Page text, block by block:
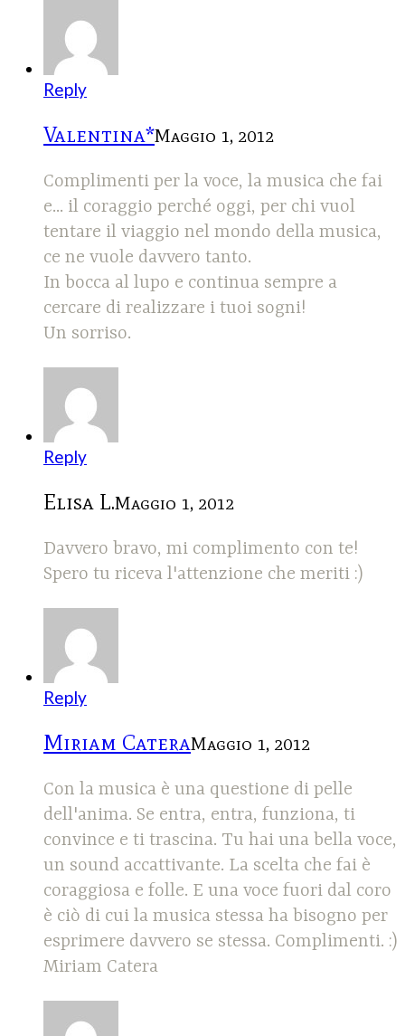
Reply
Valentina*Maggio 1, 2012
Complimenti per la voce, la musica che fai
e... il coraggio perché oggi, per chi vuol
tentare il viaggio nel mondo della musica,
ce ne vuole davvero tanto.
In bocca al lupo e continua sempre a
cercare di realizzare i tuoi sogni!
Un sorriso.
Reply
Elisa L.Maggio 1, 2012
Davvero bravo, mi complimento con te!
Spero tu riceva l'attenzione che meriti :)
Reply
Miriam CateraMaggio 1, 2012
Con la musica è una questione di pelle
dell'anima. Se entra, entra, funziona, ti
convince e ti trascina. Tu hai una bella voce,
un sound accattivante. La scelta che fai è
coraggiosa e folle. E una voce fuori dal coro
è ciò di cui la musica stessa ha bisogno per
esprimere davvero se stessa. Complimenti. :)
Miriam Catera